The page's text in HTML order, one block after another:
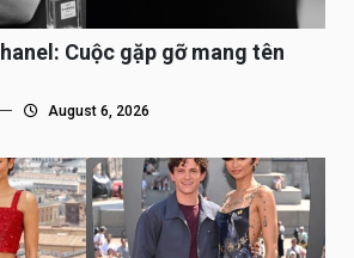
Cuộc gặp gỡ mang tên
August 6, 2026